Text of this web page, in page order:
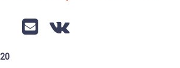
дистанционных преступлений
E-mailVK
→ второстепенный